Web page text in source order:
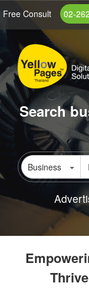
content
Free Consult 02-
Search
Business